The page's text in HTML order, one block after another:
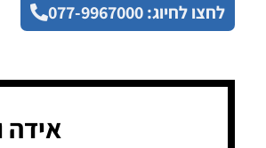
לחצו לחיוג: 077-9967000
אידה